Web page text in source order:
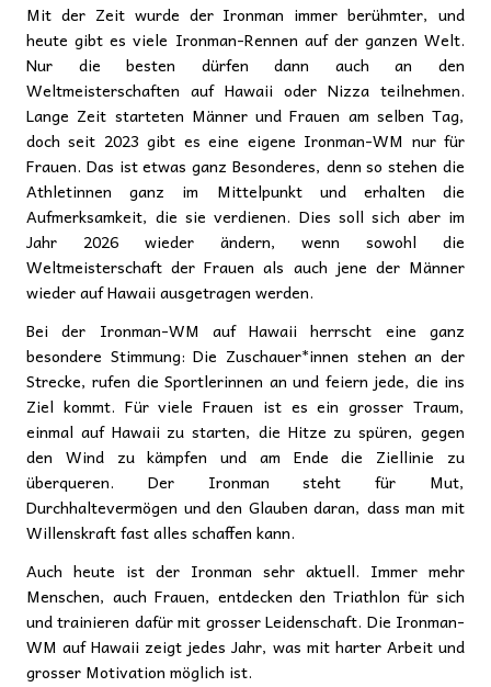
Mit der Zeit wurde der Ironman immer berühmter, und
heute gibt es viele Ironman-Rennen auf der ganzen Welt.
Nur die besten dürfen dann auch an den
Weltmeisterschaften auf Hawaii oder Nizza teilnehmen.
Lange Zeit starteten Männer und Frauen am selben Tag,
doch seit 2023 gibt es eine eigene Ironman-WM nur für
Frauen. Das ist etwas ganz Besonderes, denn so stehen die
Athletinnen ganz im Mittelpunkt und erhalten die
Aufmerksamkeit, die sie verdienen. Dies soll sich aber im
Jahr 2026 wieder ändern, wenn sowohl die
Weltmeisterschaft der Frauen als auch jene der Männer
wieder auf Hawaii ausgetragen werden.
Bei der Ironman-WM auf Hawaii herrscht eine ganz
besondere Stimmung: Die Zuschauer*innen stehen an der
Strecke, rufen die Sportlerinnen an und feiern jede, die ins
Ziel kommt. Für viele Frauen ist es ein grosser Traum,
einmal auf Hawaii zu starten, die Hitze zu spüren, gegen
den Wind zu kämpfen und am Ende die Ziellinie zu
überqueren. Der Ironman steht für Mut,
Durchhaltevermögen und den Glauben daran, dass man mit
Willenskraft fast alles schaffen kann.
Auch heute ist der Ironman sehr aktuell. Immer mehr
Menschen, auch Frauen, entdecken den Triathlon für sich
und trainieren dafür mit grosser Leidenschaft. Die Ironman-
WM auf Hawaii zeigt jedes Jahr, was mit harter Arbeit und
grosser Motivation möglich ist.